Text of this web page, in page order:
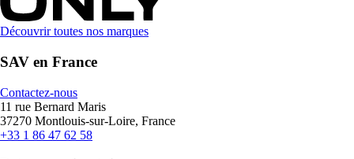
Découvrir toutes nos marques
SAV en France
Contactez-nous
11 rue Bernard Maris
37270 Montlouis-sur-Loire, France
+33 1 86 47 62 58